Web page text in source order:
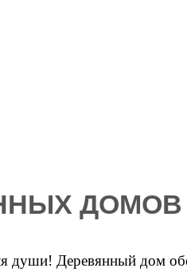
ДОМОВ
Деревянный дом